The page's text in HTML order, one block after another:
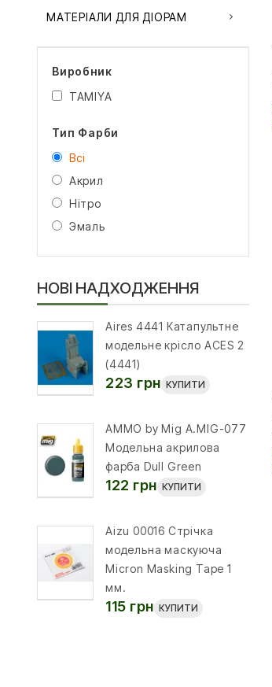
МАТЕРІАЛИ ДЛЯ ДІОРАМ
Виробник
TAMIYA
Тип Фарби
Всі
Акрил
Нітро
Эмаль
НОВІ НАДХОДЖЕННЯ
Aires 4441 Катапультне
модельне крісло ACES 2
(4441)
223 грн КУПИТИ
AMMO by Mig A.MIG-077
Модельна акрилова
фарба Dull Green
122 грн КУПИТИ
Aizu 00016 Стрічка
модельна маскуюча
Micron Masking Tape 1
мм.
115 грн КУПИТИ